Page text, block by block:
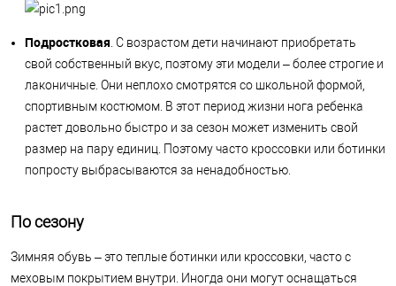
Подростковая . С возрастом дети начинают приобретать
свой собственный вкус, поэтому эти модели – более строгие и
лаконичные. Они неплохо смотрятся со школьной формой,
спортивным костюмом. В этот период жизни нога ребенка
растет довольно быстро и за сезон может изменить свой
размер на пару единиц. Поэтому часто кроссовки или ботинки
попросту выбрасываются за ненадобностью.
По сезону
Зимняя обувь – это теплые ботинки или кроссовки, часто с
меховым покрытием внутри. Иногда они могут оснащаться